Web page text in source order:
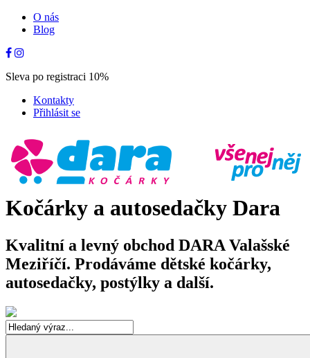
O nás
Blog
Sleva po registraci 10%
Kontakty
Přihlásit se
Kočárky a autosedačky Dara
Kvalitní a levný obchod DARA Valašské
Meziříčí. Prodáváme dětské kočárky,
autosedačky, postýlky a další.